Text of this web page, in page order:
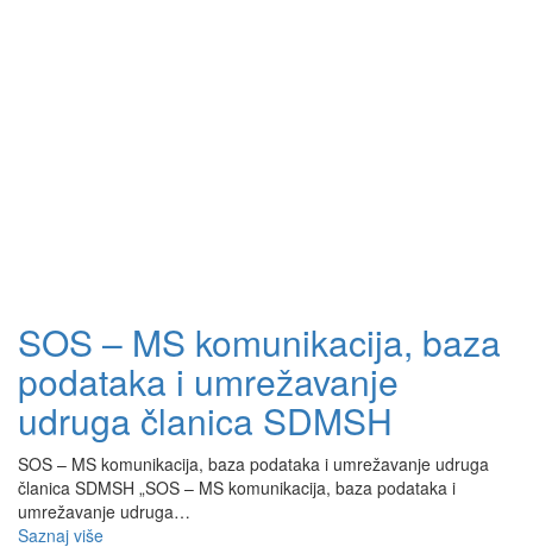
SOS – MS komunikacija, baza
podataka i umrežavanje
udruga članica SDMSH
SOS – MS komunikacija, baza podataka i umrežavanje udruga
članica SDMSH „SOS – MS komunikacija, baza podataka i
umrežavanje udruga…
Saznaj više